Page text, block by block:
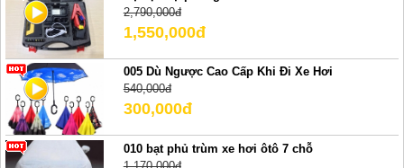
2,790,000đ
1,550,000đ
005 Dù Ngược Cao Cấp Khi Đi Xe Hơi
540,000đ
300,000đ
010 bạt phủ trùm xe hơi ôtô 7 chỗ